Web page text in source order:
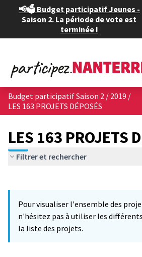
📢🗳️ Budget participatif Jeunes -
Saison 2. La période de vote est
terminée !
Budget participatif Saison 2 / 2019 /
LES 163 PROJETS DÉPOSÉS
LES 163 PROJETS
Filtrer et rechercher
−
Pour visualiser l'ensemble des
n'hésitez pas à utiliser les
la liste des projets.